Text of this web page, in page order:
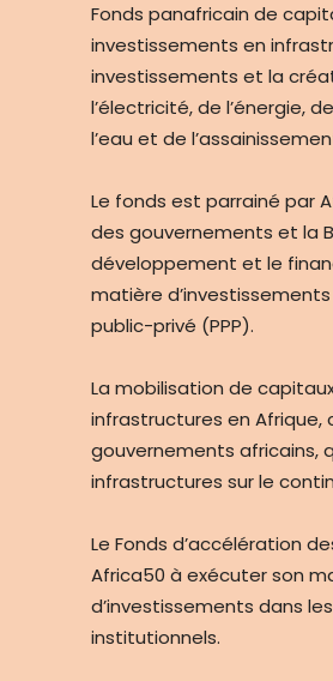
Fonds panafricain de
investissements en
investissements et la
l’électricité, de l’énergie,
l’eau et de
Le fonds est parrainé par
des gouvernements et la
développement et le
matière
public-privé (PPP).
La mobilisation de
infrastructures en
gouvernements africains,
infrastructures sur le
Le Fonds d’accélération
Africa50 à exécuter son
d’investissements dans
institutionnels.